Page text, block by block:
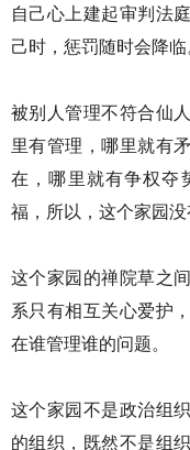
自己心上建起审判法
己时，惩罚随时会降临
被别人管理不符合仙
里有管理，哪里就有
在，哪里就有争权夺
福，所以，这个家园没
这个家园的禅院草之
系只有相互关心爱护
在谁管理谁的问题。
这个家园不是政治组
的组织，既然不是组